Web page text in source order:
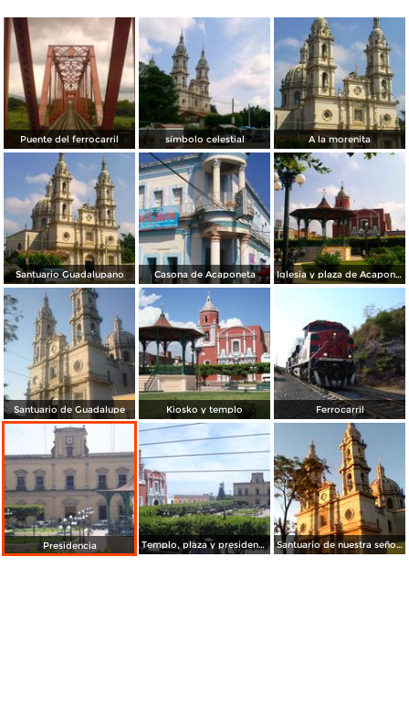
Puente del ferrocarril símbolo celestial A la morenita
Santuario Guadalupano Casona de Acaponeta Iglesia y plaza de Acaponeta
Santuario de Guadalupe Kiosko y templo Ferrocarril
Presidencia Templo, plaza y presidencia Santuario de nuestra señora de Guadalupe